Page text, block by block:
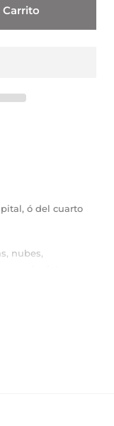
Carrito
ó del cuarto
nubes,